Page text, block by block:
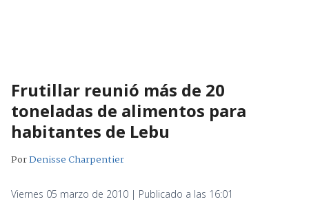
Frutillar reunió más de 20
toneladas de alimentos para
habitantes de Lebu
PorDenisse Charpentier
Viernes 05 marzo de 2010 | Publicado a las 16:01